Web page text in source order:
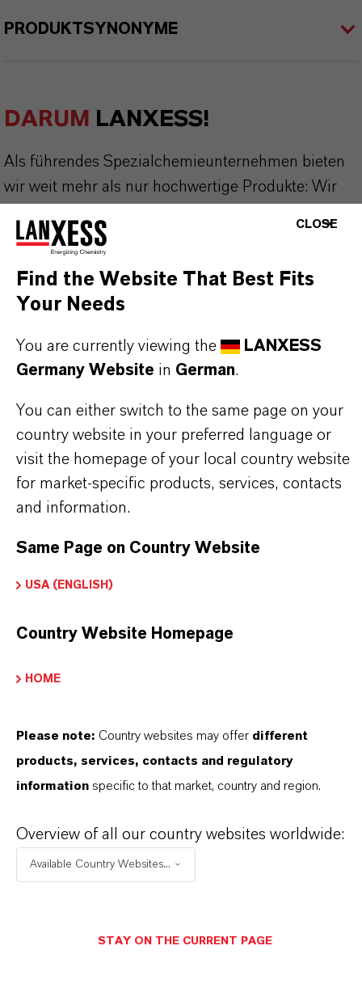
PRODUKTSYNONYME
DARUM LANXESS!
Als führendes Spezialchemieunternehmen bieten
wir weit mehr als nur hochwertige Produkte: Wir
partnerschaftliches Denken. Im Mittelpunkt
Kunden. Unsere Kunden profitieren von
maßgeschneiderten Lösungen, globaler Präsenz
und einem tiefen Verständnis ihrer Märkte. Hier
finden Sie gleich elf überzeugende Gründe, warum
ist.
IM MITTELPUNKT STEHEN SIE: UNSERE
KUNDINNEN UND KUNDEN!
Partner für Ihr Unternehmen ist
Kaufmännischer Kontakt
CLOSE
Find the Website That Best Fits
Your Needs
You are currently viewing the
LANXESS
Germany Website in German.
You can either switch to the same page on your
country website in your preferred language or
visit the homepage of your local country website
for market-specific products, services, contacts
and information.
Same Page on Country Website
USA (ENGLISH)
Country Website Homepage
HOME
Please note: Country websites may offer different
products, services, contacts and regulatory
information specific to that market, country and region.
Overview of all our country websites worldwide:
Available Country Websites...
STAY ON THE CURRENT PAGE